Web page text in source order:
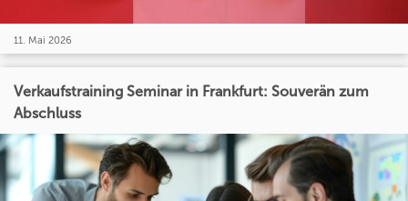
11. Mai 2026
Verkaufstraining Seminar in Frankfurt: Souverän zum
Abschluss